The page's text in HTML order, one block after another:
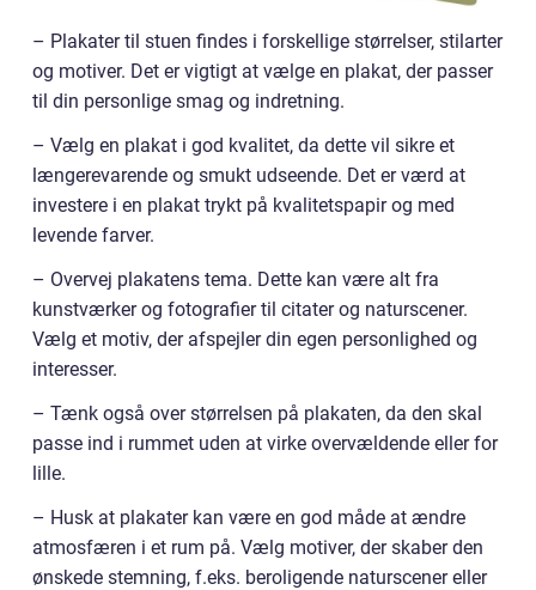
– Plakater til stuen findes i forskellige størrelser, stilarter
og motiver. Det er vigtigt at vælge en plakat, der passer
til din personlige smag og indretning.
– Vælg en plakat i god kvalitet, da dette vil sikre et
længerevarende og smukt udseende. Det er værd at
investere i en plakat trykt på kvalitetspapir og med
levende farver.
– Overvej plakatens tema. Dette kan være alt fra
kunstværker og fotografier til citater og naturscener.
Vælg et motiv, der afspejler din egen personlighed og
interesser.
– Tænk også over størrelsen på plakaten, da den skal
passe ind i rummet uden at virke overvældende eller for
lille.
– Husk at plakater kan være en god måde at ændre
atmosfæren i et rum på. Vælg motiver, der skaber den
ønskede stemning, f.eks. beroligende naturscener eller